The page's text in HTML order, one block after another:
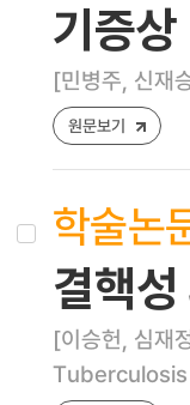
기증상
[민병주, 신재
원문보기
학술논
결핵
[이승헌, 심재